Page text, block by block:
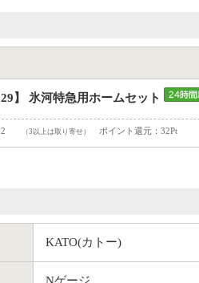
】 氷河特急用ホームセット
2 （3以上は取り寄せ） ポイント還元：32Pt
KATO(カトー)